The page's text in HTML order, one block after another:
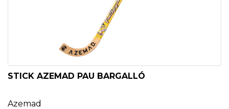
STICK AZEMAD PAU BARGALLÓ
Azemad